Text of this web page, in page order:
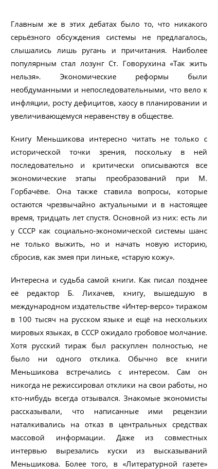
Главным же в этих дебатах было то, что никакого
серьёзного обсуждения системы не предлагалось,
слышались лишь ругань и причитания. Наиболее
популярным стал лозунг Cт. Говорухина «Так жить
нельзя». Экономические реформы были
необдуманными и непоследовательными, что вело к
инфляции, росту дефицитов, хаосу в планировании и
увеличивающемуся неравенству в обществе.
Книгу Меньшикова интересно читать не только с
исторической точки зрения, поскольку в ней
последовательно и критически описываются все
экономические этапы преобразований при М.
Горбачёве. Она также ставила вопросы, которые
остаются чрезвычайно актуальными и в настоящее
время, тридцать лет спустя. Основной из них: есть ли
у СССР как социально-экономической системы шанс
не только выжить, но и начать новую историю,
сбросив, как змея при линьке, «старую кожу».
Интересна и судьба самой книги. Как писал позднее
её редактор Б. Лихачев, книгу, вышедшую в
международном издательстве «Интер-версо» тиражом
в 100 тысяч на русском языке и ещё на нескольких
мировых языках, в СССР ожидало гробовое молчание.
Хотя русский тираж был раскуплен полностью, не
было ни одного отклика. Обычно все книги
Меньшикова встречались с интересом. Сам он
никогда не режиссировал отклики на свои работы, но
кто-нибудь всегда отзывался. Знакомые экономисты
рассказывали, что написанные ими рецензии
наталкивались на отказ в центральных средствах
массовой информации. Даже из совместных
интервью вырезались куски из высказываний
Меньшикова. Более того, в «Литературной газете»